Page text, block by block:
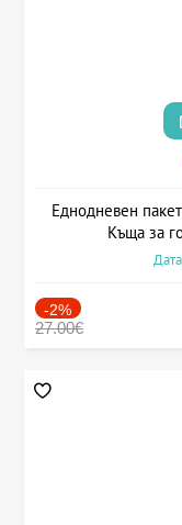
Еднодневен
Къща за
-2%
27.00€